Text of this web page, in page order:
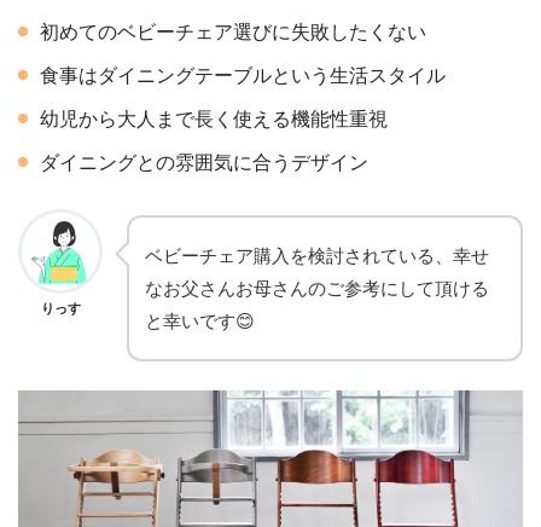
初めてのベビーチェア選びに失敗したくない
食事はダイニングテーブルという生活スタイル
幼児から大人まで長く使える機能性重視
ダイニングとの雰囲気に合うデザイン
りっす
ベビーチェア購入を検討されている、幸せ
なお父さんお母さんのご参考にして頂ける
と幸いです😊